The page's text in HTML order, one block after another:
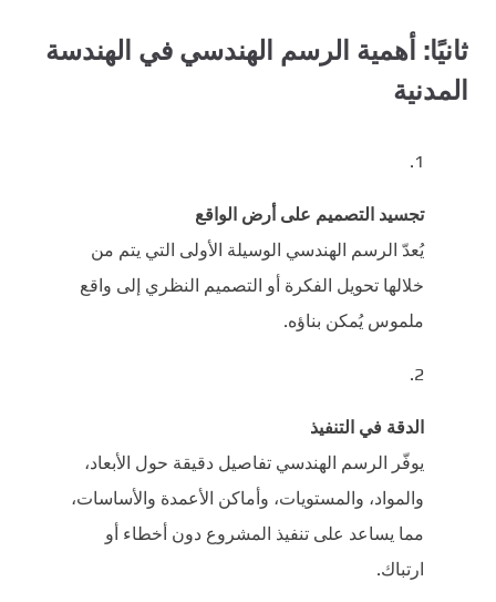
ثانيًا: أهمية الرسم الهندسي في الهندسة
المدنية
تجسيد التصميم على أرض الواقع
يُعدّ الرسم الهندسي الوسيلة الأولى التي يتم من
خلالها تحويل الفكرة أو التصميم النظري إلى واقع
ملموس يُمكن بناؤه.
الدقة في التنفيذ
يوفّر الرسم الهندسي تفاصيل دقيقة حول الأبعاد،
والمواد، والمستويات، وأماكن الأعمدة والأساسات،
مما يساعد على تنفيذ المشروع دون أخطاء أو
ارتباك.